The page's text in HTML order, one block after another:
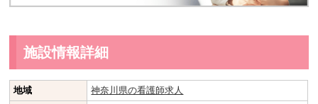
施設情報詳細
地域
神奈川県の看護師求人